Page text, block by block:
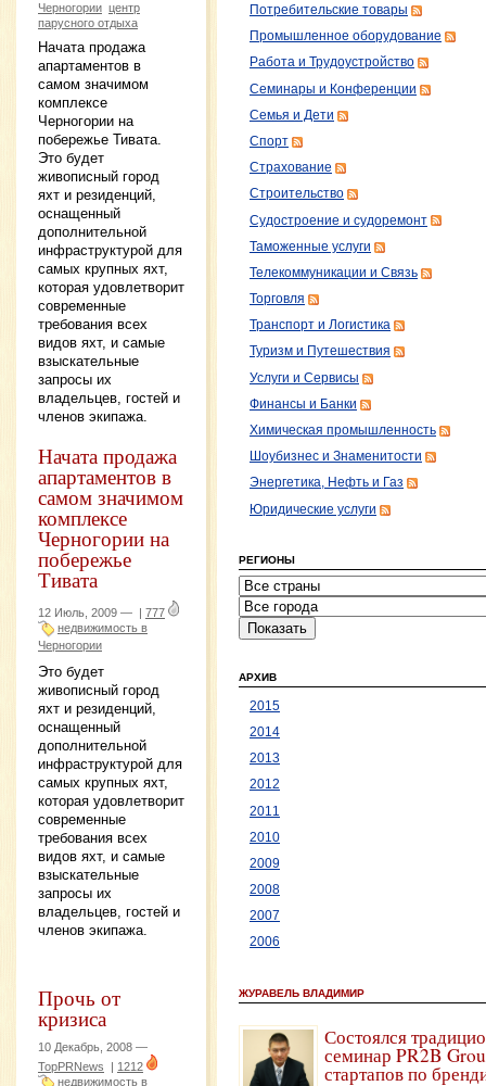
Черногории центр
парусного отдыха
Начата продажа
апартаментов в
самом значимом
комплексе
Черногории на
побережье Тивата.
Это будет
живописный город
яхт и резиденций,
оснащенный
дополнительной
инфраструктурой для
самых крупных яхт,
которая удовлетворит
современные
требования всех
видов яхт, и самые
взыскательные
запросы их
владельцев, гостей и
членов экипажа.
Начата продажа
апартаментов в
самом значимом
комплексе
Черногории на
побережье
Тивата
12 Июль, 2009 —
777
недвижимость в
Черногории
Это будет
живописный город
яхт и резиденций,
оснащенный
дополнительной
инфраструктурой для
самых крупных яхт,
которая удовлетворит
современные
требования всех
видов яхт, и самые
взыскательные
запросы их
владельцев, гостей и
членов экипажа.
Прочь от
кризиса
10 Декабрь, 2008 —
TopPRNews | 1212
недвижимость в
Потребительские товары
Промышленное оборудование
Работа и Трудоустройство
Семинары и Конференции
Семья и Дети
Спорт
Страхование
Строительство
Судостроение и судоремонт
Таможенные услуги
Телекоммуникации и Связь
Торговля
Транспорт и Логистика
Туризм и Путешествия
Услуги и Сервисы
Финансы и Банки
Химическая промышленность
Шоубизнес и Знаменитости
Энергетика, Нефть и Газ
Юридические услуги
РЕГИОНЫ
АРХИВ
2015
2014
2013
2012
2011
2010
2009
2008
2007
2006
ЖУРАВЕЛЬ ВЛАДИМИР
Состоялся
семинар PR2B
стартапов по